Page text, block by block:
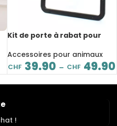
Kit de porte à rabat pour
verrouillable magnétique,
facile à installer
Accessoires pour animaux
CHF 39.90 – CHF 49.90
!